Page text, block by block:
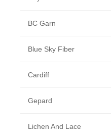
BC Garn
Blue Sky Fiber
Cardiff
Gepard
Lichen And Lace